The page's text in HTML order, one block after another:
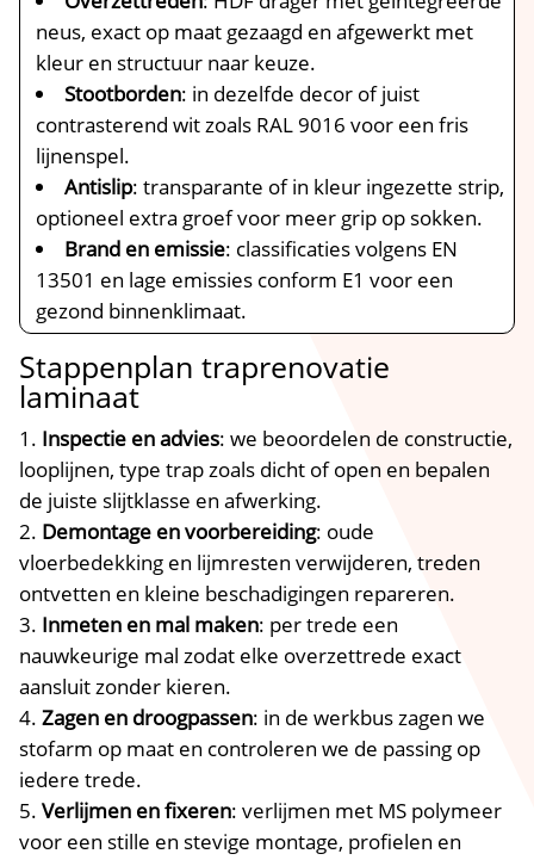
neus, exact op maat gezaagd en afgewerkt met
kleur en structuur naar keuze.​
Stootborden: in dezelfde decor of juist
contrasterend wit zoals RAL 9016 voor een fris
lijnenspel.​
Antislip: transparante of in kleur ingezette strip,
optioneel extra groef voor meer grip op sokken.​
Brand en emissie: classificaties volgens EN
13501 en lage emissies conform E1 voor een
gezond binnenklimaat.​
Stappenplan traprenovatie
laminaat
Inspectie en advies: we beoordelen de constructie,
looplijnen, type trap zoals dicht of open en bepalen
de juiste slijtklasse en afwerking.​
Demontage en voorbereiding: oude
vloerbedekking en lijmresten verwijderen, treden
ontvetten en kleine beschadigingen repareren.​
Inmeten en mal maken: per trede een
nauwkeurige mal zodat elke overzettrede exact
aansluit zonder kieren.​
Zagen en droogpassen: in de werkbus zagen we
stofarm op maat en controleren we de passing op
iedere trede.​
Verlijmen en fixeren: verlijmen met MS polymeer
voor een stille en stevige montage, profielen en